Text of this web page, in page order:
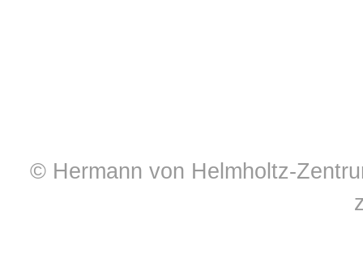
© Hermann von Helmholtz-